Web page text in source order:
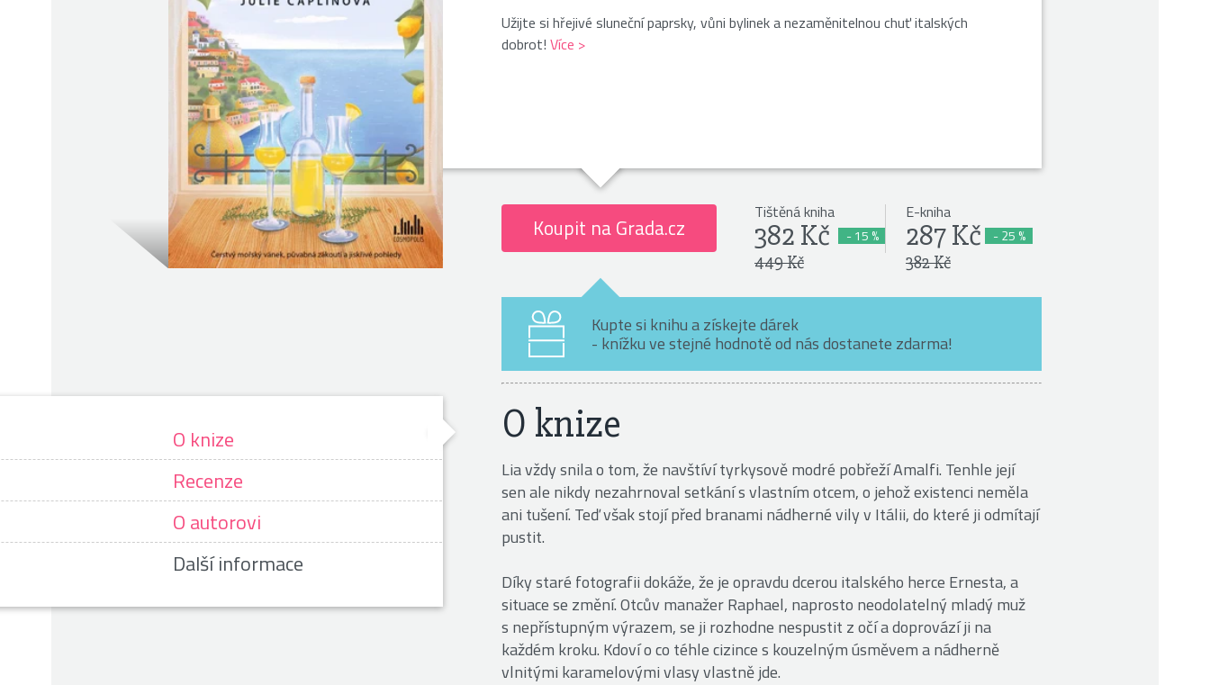
Užijte si hřejivé sluneční paprsky, vůni bylinek a nezaměnitelnou chuť italských
dobrot! Více >
Koupit na Grada.cz
Tištěná kniha
382 Kč
449 Kč
- 15 %
E-kniha
287 Kč
382 Kč
- 25 %
Kupte si knihu a získejte dárek
- knížku ve stejné hodnotě od nás dostanete zdarma!
O knize
Recenze
O autorovi
Další informace
O knize
Lia vždy snila o tom, že navštíví tyrkysově modré pobřeží Amalfi. Tenhle její
sen ale nikdy nezahrnoval setkání s vlastním otcem, o jehož existenci neměla
ani tušení. Teď však stojí před branami nádherné vily v Itálii, do které ji odmítají
pustit.
Díky staré fotografii dokáže, že je opravdu dcerou italského herce Ernesta, a
situace se změní. Otcův manažer Raphael, naprosto neodolatelný mladý muž
s nepřístupným výrazem, se ji rozhodne nespustit z očí a doprovází ji na
každém kroku. Kdoví o co téhle cizince s kouzelným úsměvem a nádherně
vlnitými karamelovými vlasy vlastně jde.